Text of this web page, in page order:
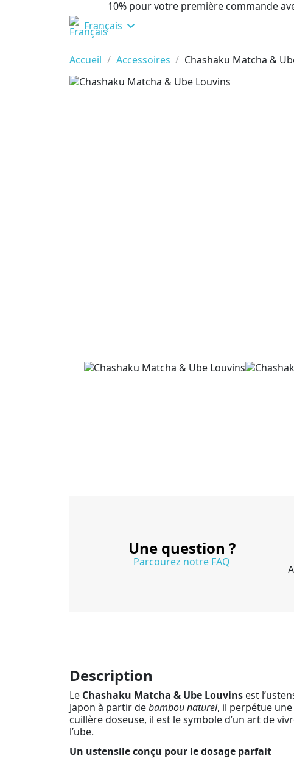
10% pour votre première commande
Français
Accueil
Accessoires Chashaku Matcha &
Une question ?
Parcourez notre FAQ
Description
Le Chashaku Matcha & Ube Louvins est
Japon à partir debambou naturel, il perpétue
cuillère doseuse, il est le symbole d’un art de
l’ube.
Un ustensile conçu pour le dosage parfait